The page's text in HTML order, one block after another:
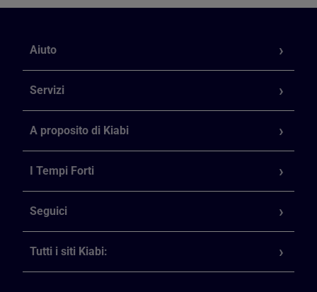
Aiuto
Servizi
A proposito di Kiabi
I Tempi Forti
Seguici
Tutti i siti Kiabi: